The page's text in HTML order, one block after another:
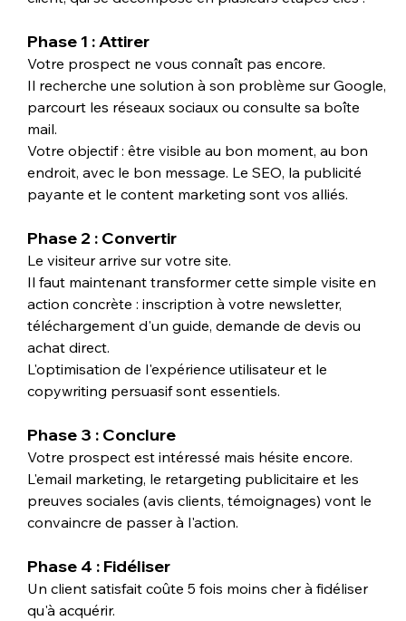
Phase 1 : Attirer
Votre prospect ne vous connaît pas encore.
Il recherche une solution à son problème sur Google,
parcourt les réseaux sociaux ou consulte sa boîte
mail.
Votre objectif : être visible au bon moment, au bon
endroit, avec le bon message. Le SEO, la publicité
payante et le content marketing sont vos alliés.
Phase 2 : Convertir
Le visiteur arrive sur votre site.
Il faut maintenant transformer cette simple visite en
action concrète : inscription à votre newsletter,
téléchargement d'un guide, demande de devis ou
achat direct.
L'optimisation de l'expérience utilisateur et le
copywriting persuasif sont essentiels.
Phase 3 : Conclure
Votre prospect est intéressé mais hésite encore.
L'email marketing, le retargeting publicitaire et les
preuves sociales (avis clients, témoignages) vont le
convaincre de passer à l'action.
Phase 4 : Fidéliser
Un client satisfait coûte 5 fois moins cher à fidéliser
qu'à acquérir.